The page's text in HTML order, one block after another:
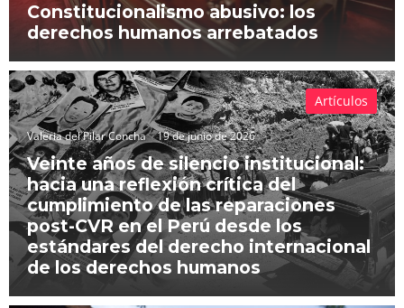
Constitucionalismo abusivo: los
derechos humanos arrebatados
Valeria del Pilar Concha 19 de junio de 2026
Veinte años de silencio institucional:
hacia una reflexión crítica del
cumplimiento de las reparaciones
post-CVR en el Perú desde los
estándares del derecho internacional
de los derechos humanos
Artículos